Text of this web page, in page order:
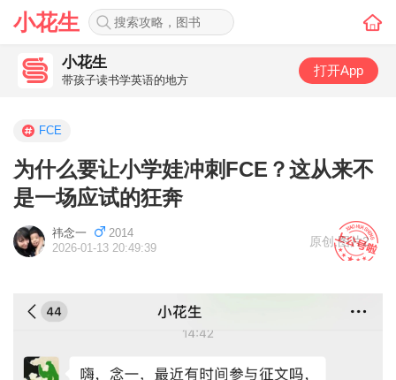
小花生
小花生
带孩子读书学英语的地方
打开App
FCE
为什么要让小学娃冲刺FCE？这从来不
是一场应试的狂奔
祎念一
2014
2026-01-13 20:49:39
原创 ,图片2